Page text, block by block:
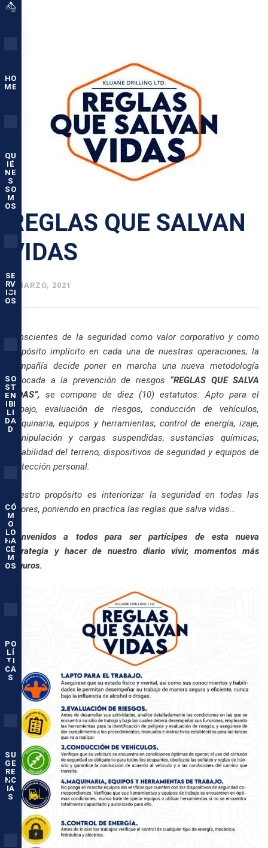
HO
ME
QU
IÉ
NE
S
SO
M
OS
SE
RV
ICI
OS
SO
ST
EN
IBI
LI
DA
D
CÓ
M
O
LO
HA
CE
M
OS
PO
LÍ
TI
CA
S
SU
GE
RE
NC
IA
S
REGLAS QUE SALVAN
VIDAS
3 MARZO, 2021
Conscientes de la seguridad como valor corporativo y como
propósito implícito en cada una de nuestras operaciones; la
compañía decide poner en marcha una nueva metodología
enfocada a la prevención de riesgos “REGLAS QUE SALVA
VIDAS”, se compone de diez (10) estatutos: Apto para el
trabajo, evaluación de riesgos, conducción de vehículos,
maquinaria, equipos y herramientas, control de energía, izaje,
manipulación y cargas suspendidas, sustancias químicas,
estabilidad del terreno, dispositivos de seguridad y equipos de
protección personal.
Nuestro propósito es interiorizar la seguridad en todas las
labores, poniendo en practica las reglas que salva vidas…
Bienvenidos a todos para ser partícipes de esta nueva
estrategia y hacer de nuestro diario vivir, momentos más
seguros.